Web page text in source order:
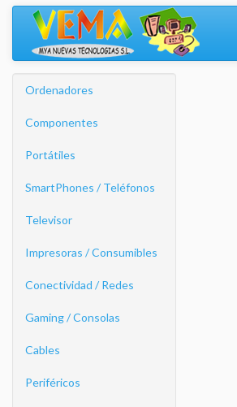
Ordenadores
Componentes
Portátiles
SmartPhones / Teléfonos
Televisor
Impresoras / Consumibles
Conectividad / Redes
Gaming / Consolas
Cables
Periféricos